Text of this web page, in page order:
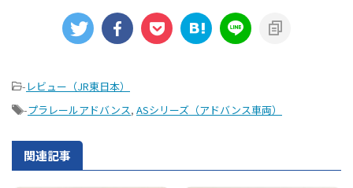
- レビュー（JR東日本）
-プラレールアドバンス, ASシリーズ（アドバンス車両）
関連記事